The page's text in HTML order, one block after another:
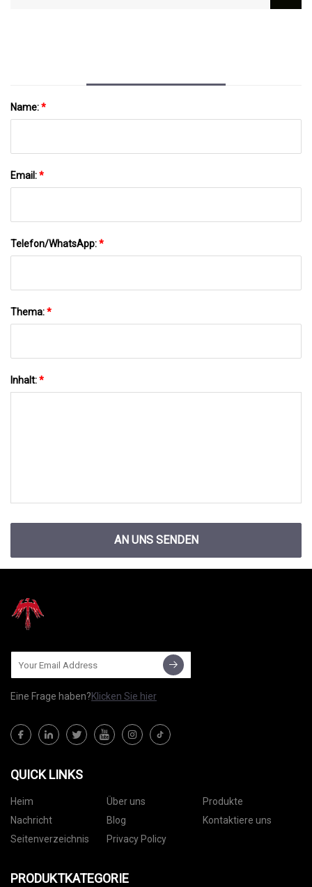
Name:*
Email:*
Telefon/WhatsApp:*
Thema:*
Inhalt:*
AN UNS SENDEN
Eine Frage haben?Klicken Sie hier
QUICK LINKS
Heim Über uns
Produkte
Nachricht
Blog
Kontaktiere uns
Seitenverzeichnis
Privacy Policy
PRODUKTKATEGORIE